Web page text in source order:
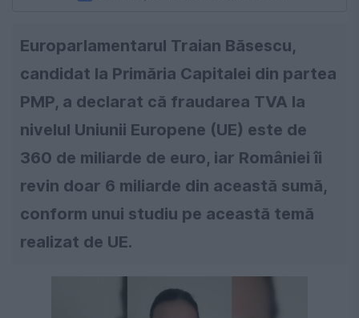
Europarlamentarul Traian Băsescu,
candidat la Primăria Capitalei din partea
PMP, a declarat că fraudarea TVA la
nivelul Uniunii Europene (UE) este de
360 de miliarde de euro, iar României îi
revin doar 6 miliarde din această sumă,
conform unui studiu pe această temă
realizat de UE.